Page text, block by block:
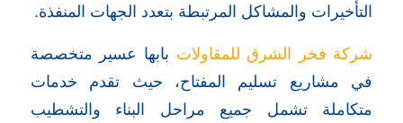
التأخيرات والمشاكل المرتبطة بتعدد الجهات المنفذة.
شركة فخر الشرق للمقاولات بابها عسير متخصصة
في مشاريع تسليم المفتاح، حيث تقدم خدمات
متكاملة تشمل جميع مراحل البناء والتشطيب